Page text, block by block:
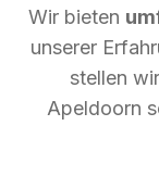
Wir bieten
unserer
stellen
Apeldoorn